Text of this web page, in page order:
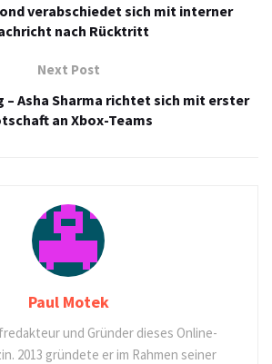
verabschiedet sich mit interner
nach Rücktritt
Next Post
– Asha Sharma richtet sich mit erster
an Xbox-Teams
Paul Motek
und Gründer dieses Online-
2013 gründete er im Rahmen seiner